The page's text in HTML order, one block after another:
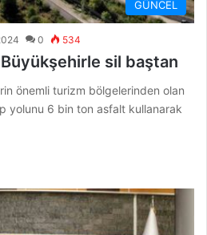
GÜNCEL
0 534
sil baştan
önemli turizm bölgelerinden olan
yolunu 6 bin ton asfalt kullanarak